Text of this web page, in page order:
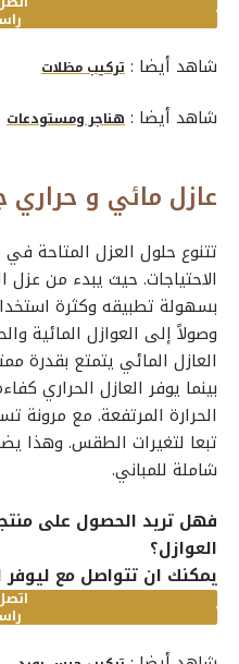
شاهد أيضا : تركيب مظلات
شاهد أيضا : هناجر ومستودعات
عازل مائي و
تتنوع حلول العزل المتاحة
الاحتياجات. حيث يبدء من عزل
بسهولة تطبيقه وكثرة
وصولاً إلى العوازل المائية
العازل المائي يتمتع بقدرة
بينما يوفر العازل الحراري
الحرارة المرتفعة. مع مرونة
تبعا لتغيرات الطقس. وهذا
شاملة للمباني.
فهل تريد الحصول على
العوازل؟
يمكنك ان تتواصل مع ليوفر